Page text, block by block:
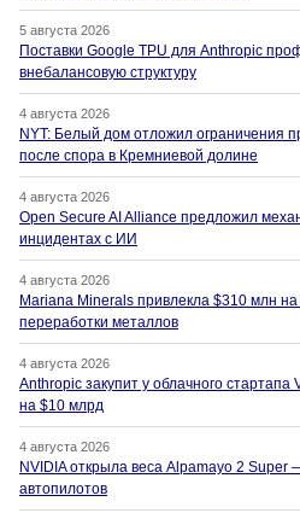
5 августа 2026
Поставки Google TPU для Anthropic
внебалансовую структуру
4 августа 2026
NYT: Белый дом отложил ограничения
после спора в Кремниевой долине
4 августа 2026
Open Secure AI Alliance предложил
инцидентах с ИИ
4 августа 2026
Mariana Minerals привлекла $310 млн
переработки металлов
4 августа 2026
Anthropic закупит у облачного
на $10 млрд
4 августа 2026
NVIDIA открыла веса Alpamayo 2 Super
автопилотов